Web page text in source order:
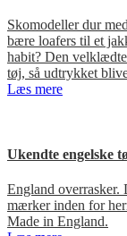
Skomodeller dur
bære loafers til et
habit? Den
tøj, så udtrykket
Læs mere
Ukendte engelske
England
mærker inden for
Made in England.